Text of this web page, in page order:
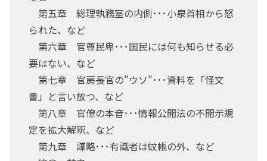
第五章 総理執務室の内側･･･小泉首相から怒
られた、など
第六章 官尊民卑･･･国民には何も知らせる必
要はない、など
第七章 官房長官の"ウソ"･･･資料を「怪文
書」と言い放つ、など
第八章 官僚の本音･･･情報公開法の不開示規
定を拡大解釈、など
第九章 謀略･･･有識者は蚊帳の外、など